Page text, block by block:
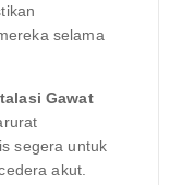
selama
Gawat
segera untuk
akut.